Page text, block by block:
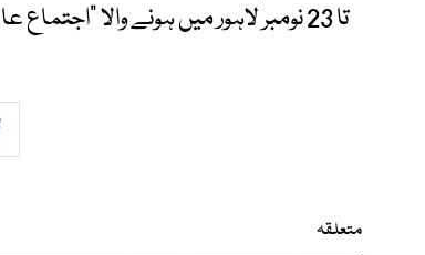
تا 23 نومبر لاہور میں ہونے والا ”اجتماع عام“ اس تحریک کا آغاز ہو گا۔
متعلقہ